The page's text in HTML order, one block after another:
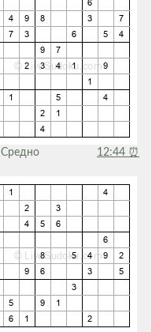
Средно 12:44 ⏰